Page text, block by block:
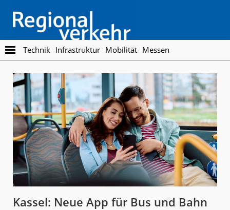
main
content
footer
Regionalverkehr
Die
Fachzeitschrift
den
Öffentlichen
Personennahverkehr
Technik Infrastruktur Mobilität Messen
Kassel: Neue App für Bus und Bahn